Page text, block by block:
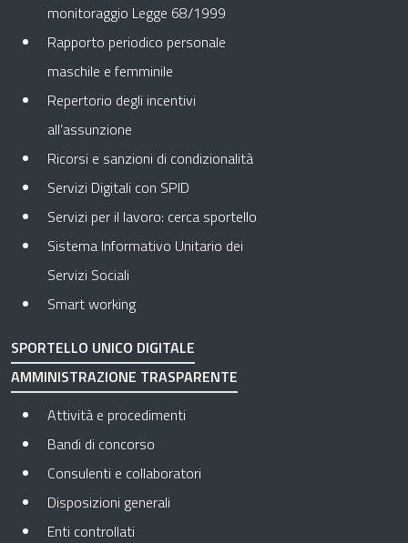
monitoraggio Legge 68/1999
Rapporto periodico personale
maschile e femminile
Repertorio degli incentivi
all’assunzione
Ricorsi e sanzioni di condizionalità
Servizi Digitali con SPID
Servizi per il lavoro: cerca sportello
Sistema Informativo Unitario dei
Servizi Sociali
Smart working
SPORTELLO UNICO DIGITALE
AMMINISTRAZIONE TRASPARENTE
Attività e procedimenti
Bandi di concorso
Consulenti e collaboratori
Disposizioni generali
Enti controllati